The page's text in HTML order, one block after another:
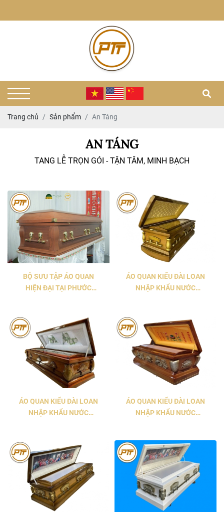
Trang chủ Sản phẩm An Táng
AN TÁNG
TANG LỄ TRỌN GÓI - TẬN TÂM, MINH BẠCH
BỘ SƯU TẬP ÁO QUAN
HIỆN ĐẠI TẠI PHƯỚC
ÁO QUAN KIỂU ĐÀI LOAN
NHẬP KHẨU NƯỚC
ÁO QUAN KIỂU ĐÀI LOAN
NHẬP KHẨU NƯỚC
ÁO QUAN KIỂU ĐÀI LOAN
NHẬP KHẨU NƯỚC